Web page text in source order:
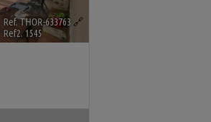
Ref. THOR-633763 🔗
Ref2. 1545